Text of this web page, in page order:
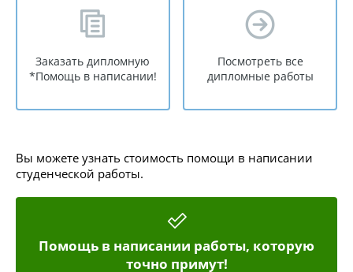
Заказать дипломную
*Помощь в написании!
Посмотреть все
дипломные работы
Вы можете узнать стоимость помощи в написании
студенческой работы.
Помощь в написании работы, которую
точно примут!